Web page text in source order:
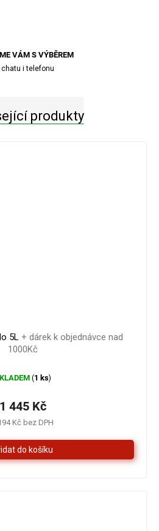
VÁM S VÝBĚREM
chatu i telefonu
produkty
5L + dárek k objednávce nad
1000Kč
(1 ks)
Kč bez DPH
1 445 Kč